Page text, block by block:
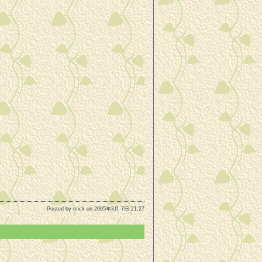
Posted by mick on 2005年3月 7日 21:27